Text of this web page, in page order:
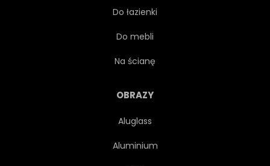
Do łazienki
Do mebli
Na ścianę
OBRAZY
Aluglass
Aluminium